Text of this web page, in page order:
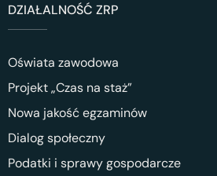
DZIAŁALNOŚĆ ZRP
Oświata zawodowa
Projekt „Czas na staż”
Nowa jakość egzaminów
Dialog społeczny
Podatki i sprawy gospodarcze